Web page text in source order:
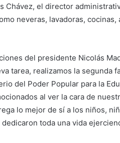
Chávez, el director
neveras, lavadoras,
del presidente Nicolás
tarea, realizamos la segunda
del Poder Popular para la
al ver la cara de
lo mejor de sí a los niños,
toda una vida